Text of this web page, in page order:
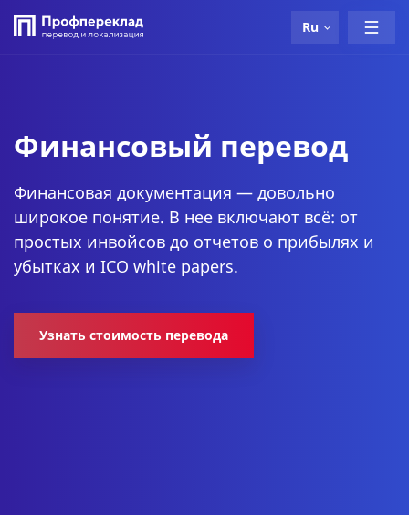
Ru
Финансовый перевод
Финансовая документация — довольно
широкое понятие. В нее включают всё: от
простых инвойсов до отчетов о прибылях и
убытках и ICO white papers.
Узнать стоимость перевода